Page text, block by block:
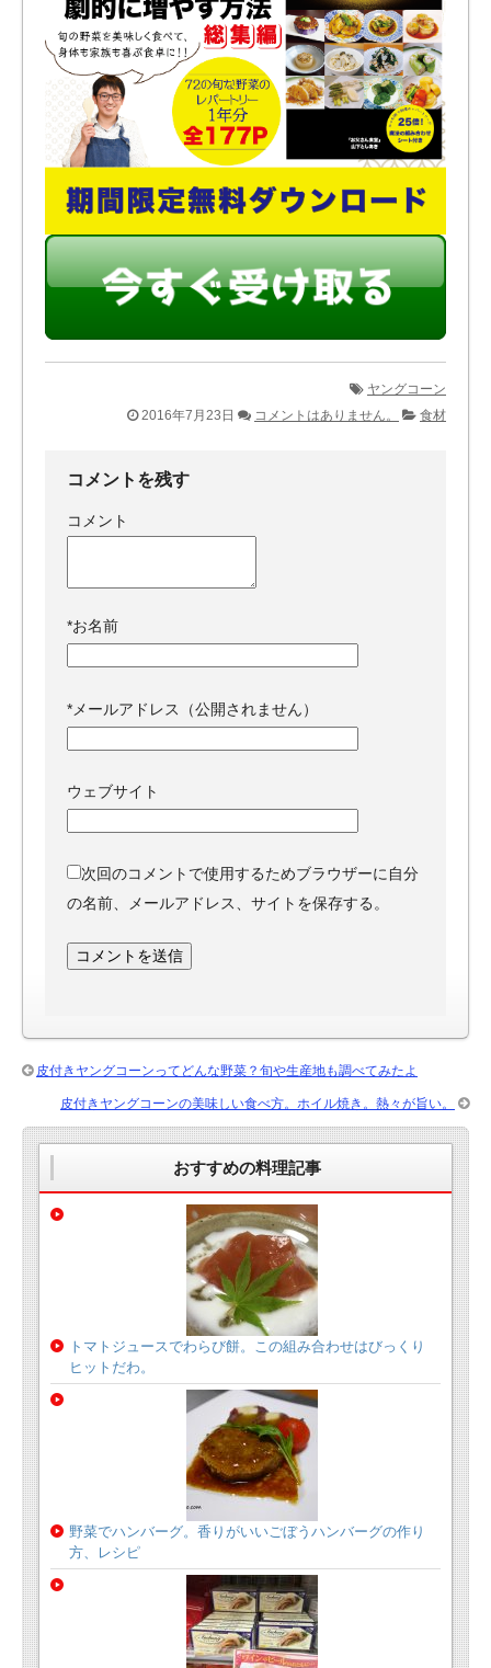
ヤングコーン
2016年7月23日
コメントはありません。 食材
コメントを残す
コメント
*お名前
* メールアドレス（公開されません）
ウェブサイト
次回のコメントで使用するためブラウザーに自分
の名前、メールアドレス、サイトを保存する。
皮付きヤングコーンってどんな野菜？旬や生産地も調べてみたよ
皮付きヤングコーンの美味しい食べ方。ホイル焼き。熱々が旨い。
おすすめの料理記事
トマトジュースでわらび餅。この組み合わせはびっくり
ヒットだわ。
野菜でハンバーグ。香りがいいごぼうハンバーグの作り
方、レシピ